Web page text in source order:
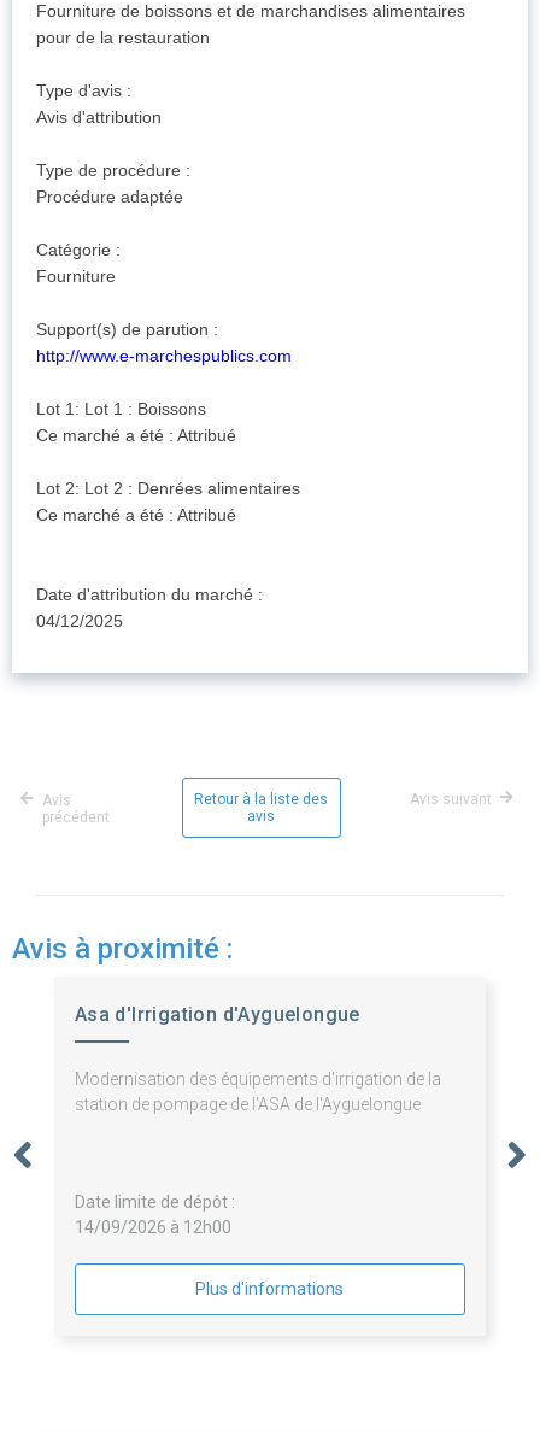
Fourniture de boissons et de marchandises alimentaires
pour de la restauration
Type d'avis :
Avis d'attribution
Type de procédure :
Procédure adaptée
Catégorie :
Fourniture
Support(s) de parution :
http://www.e-marchespublics.com
Lot 1: Lot 1 : Boissons
Ce marché a été : Attribué
Lot 2: Lot 2 : Denrées alimentaires
Ce marché a été : Attribué
Date d'attribution du marché :
04/12/2025
Avis
précédent
Retour à la liste des
avis
Avis suivant
Avis à proximité :
Asa d'Irrigation d'Ayguelongue
Modernisation des équipements d'irrigation de la
station de pompage de l'ASA de l'Ayguelongue
Date limite de dépôt :
14/09/2026 à 12h00
Plus d'informations